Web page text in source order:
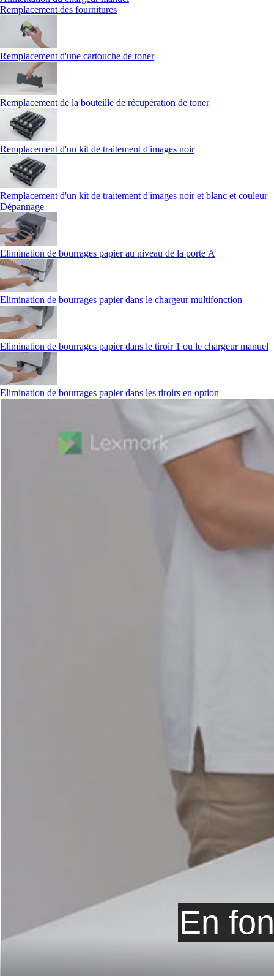
Remplacement des fournitures
Remplacement d'une cartouche de toner
Remplacement de la bouteille de récupération de toner
Remplacement d'un kit de traitement d'images noir
Remplacement d'un kit de traitement d'images noir et blanc et couleur
Dépannage
Elimination de bourrages papier au niveau de la porte A
Elimination de bourrages papier dans le chargeur multifonction
Elimination de bourrages papier dans le tiroir 1 ou le chargeur manuel
Elimination de bourrages papier dans les tiroirs en option